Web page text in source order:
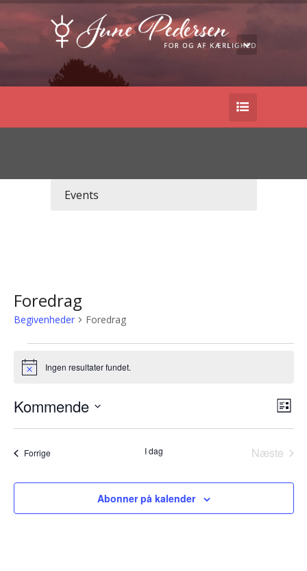
Events
Foredrag
Begivenheder Foredrag
Begivenheder
Notice Ingen resultater fundet.
af
Liste
Kommende
ForrigeBegivenheder I dag
Næste
Abonner på kalender